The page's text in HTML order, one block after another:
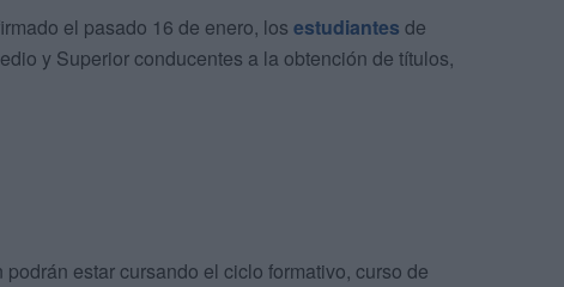
el pasado 16 de enero, los estudiantes de
y Superior conducentes a la obtención de títulos,
estar cursando el ciclo formativo, curso de